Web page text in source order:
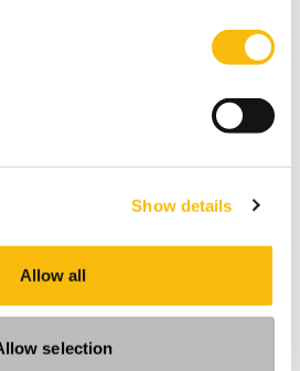
Show details
Allow all
selection
achtergrond wordt verder
in Strategisch Management
die zijn expertise in het
relevant bedrijfsonderwijs
bijwonen: In contact
Leren over diverse educatieve